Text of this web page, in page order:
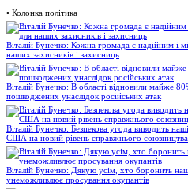
• Колонка політика
Віталій Бунечко: Кожна громада є надійним і
наших захисників і захисниць
Віталій Бунечко: В області відновили майже
пошкоджених унаслідок російських атак
Віталій Бунечко: Безпекова угода виводить
США на новий рівень справжнього союзництва
Віталій Бунечко: Дякую усім, хто боронить
унеможливлює просування окупантів